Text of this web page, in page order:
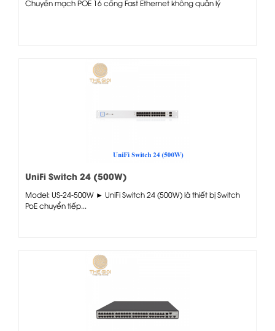
Chuyển mạch POE 16 cổng Fast Ethernet không quản lý
UniFi Switch 24 (500W)
Model: US-24-500W ► UniFi Switch 24 (500W) là thiết bị Switch
PoE chuyển tiếp...